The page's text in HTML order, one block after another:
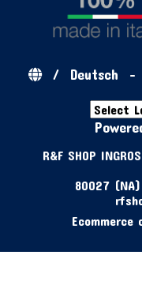
/ Deutsch -
R&F SHOP
80027
Ecommerce